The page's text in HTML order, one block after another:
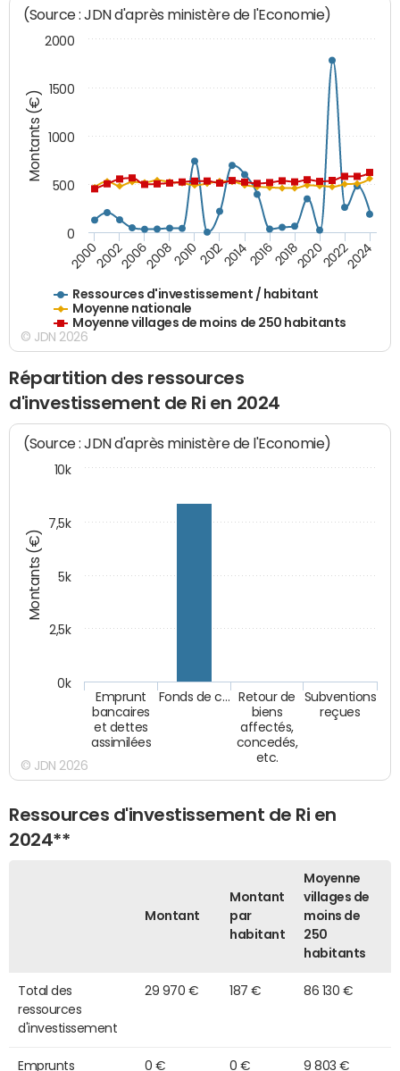
Montants (€)
(Source : JDN d'après ministère de l'Economie)
Ressources d'investissement / habitant
Moyenne nationale
Moyenne villages de moins de 250 habitants
200020022006200820102012201420162018202020222024
0
500
1000
1500
2000
© JDN 2026
Répartition des ressources
d'investissement de Ri en 2024
Montants (€)
(Source : JDN d'après ministère de l'Economie)
Emprunt
bancaires
et dettes
assimilées
Fonds de c…
Retour de
biens
affectés,
concedés,
etc.
Subventions
reçues
0k
10k
2,5k
5k
7,5k
© JDN 2026
Ressources d'investissement de Ri en
2024**
Montant
Montant
par
habitant
Moyenne
villages de
moins de
250
habitants
Total des
ressources
d'investissement
29 970 € 187 € 86 130 €
Emprunts 0 € 0 € 9 803 €